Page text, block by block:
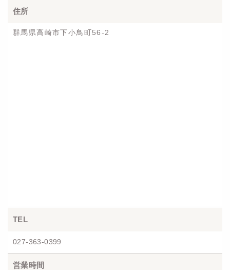
住所
群馬県高崎市下小鳥町56-2
TEL
027-363-0399
営業時間